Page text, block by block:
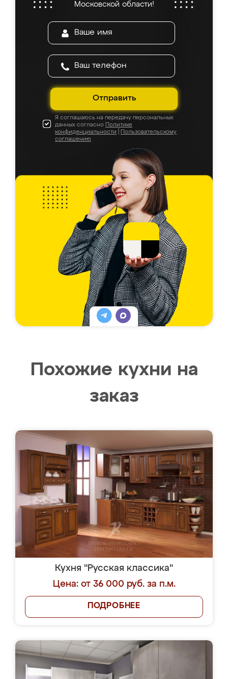
Московской области!
Отправить
Я соглашаюсь на передачу персональных
данных согласно Политике
конфиденциальности
Пользовательскому
соглашению
Похожие кухни на
заказ
Кухня "Русская классика"
Цена: от 36 000 руб. за п.м.
ПОДРОБНЕЕ